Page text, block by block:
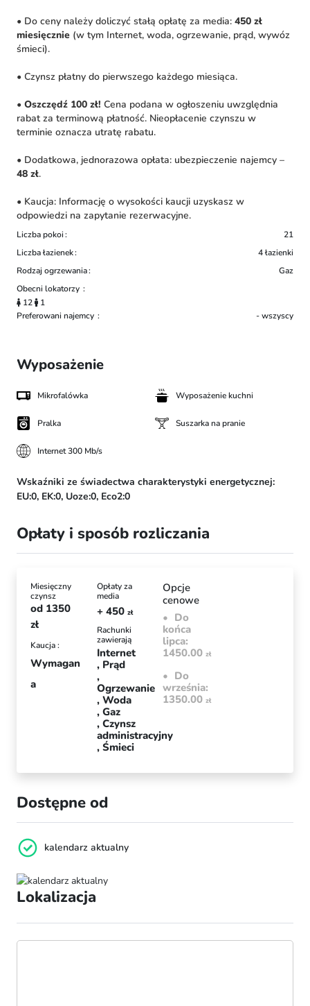
• Do ceny należy doliczyć stałą opłatę za media: 450 zł
miesięcznie (w tym Internet, woda, ogrzewanie, prąd, wywóz
śmieci).
• Czynsz płatny do pierwszego każdego miesiąca.
• Oszczędź 100 zł! Cena podana w ogłoszeniu uwzględnia
rabat za terminową płatność. Nieopłacenie czynszu w
terminie oznacza utratę rabatu.
• Dodatkowa, jednorazowa opłata: ubezpieczenie najemcy –
48 zł.
• Kaucja: Informację o wysokości kaucji uzyskasz w
odpowiedzi na zapytanie rezerwacyjne.
Liczba pokoi
21
Liczba łazienek
4 łazienki
Rodzaj ogrzewania
Gaz
Obecni lokatorzy
12
1
Preferowani najemcy
- wszyscy
Wyposażenie
Mikrofalówka Wyposażenie kuchni
Pralka Suszarka na pranie
Internet 300 Mb/s
Wskaźniki ze świadectwa charakterystyki energetycznej:
EU:0, EK:0, Uoze:0, Eco2:0
Opłaty i sposób rozliczania
Miesięczny
czynsz
od 1350
zł
Kaucja :
Wymagan
a
Opłaty za
media
+ 450 zł
Rachunki
zawierają
Internet
Prąd
Ogrzewanie
Woda
Gaz
Czynsz
administracyjny
Śmieci
Opcje
cenowe
Do
końca
lipca:
1450.00 zł
Do
września:
1350.00 zł
Dostępne od
kalendarz aktualny
Lokalizacja